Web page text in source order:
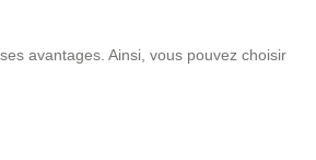
avantages. Ainsi, vous pouvez choisir